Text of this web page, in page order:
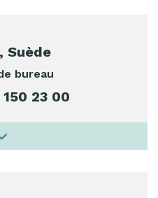
Suède
bureau
23 00